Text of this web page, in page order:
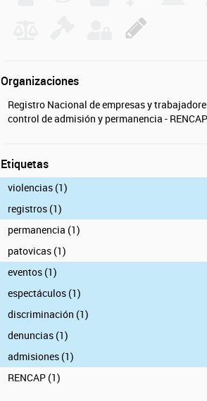
Organizaciones
Registro Nacional de empresas y
control de admisión y permanencia -
Etiquetas
violencias (1)
registros (1)
permanencia (1)
patovicas (1)
eventos (1)
espectáculos (1)
discriminación (1)
denuncias (1)
admisiones (1)
RENCAP (1)